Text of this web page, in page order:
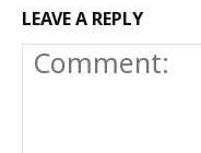
LEAVE A REPLY